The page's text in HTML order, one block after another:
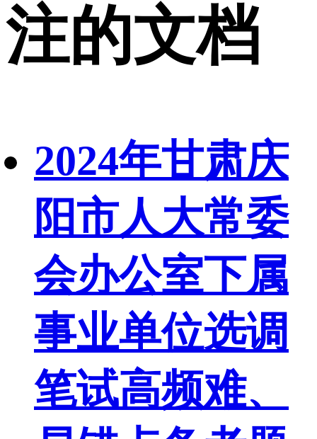
注的文档
2024年甘肃庆
阳市人大常委
会办公室下属
事业单位选调
笔试高频难、